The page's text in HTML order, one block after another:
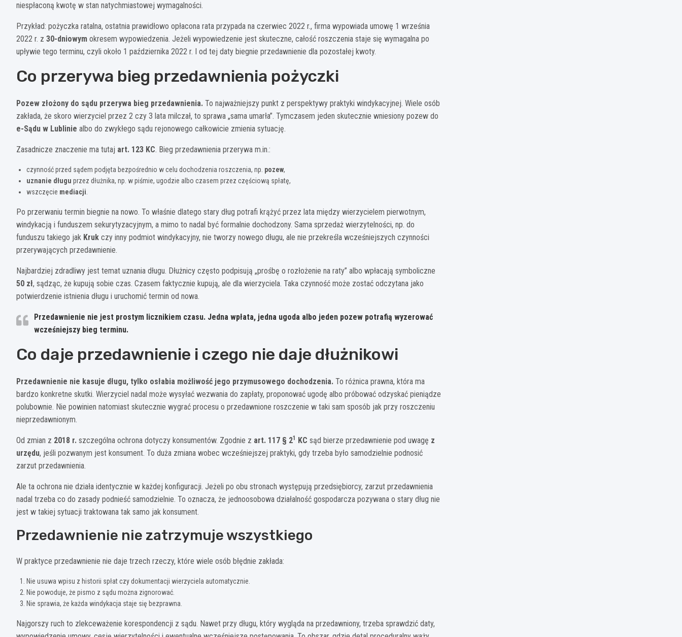
niespłaconą kwotę w stan natychmiastowej wymagalności.
Przykład: pożyczka ratalna, ostatnia prawidłowo opłacona rata przypada na czerwiec 2022 r., firma wypowiada umowę 1 września
2022 r. z 30-dniowym okresem wypowiedzenia. Jeżeli wypowiedzenie jest skuteczne, całość roszczenia staje się wymagalna po
upływie tego terminu, czyli około 1 października 2022 r. I od tej daty biegnie przedawnienie dla pozostałej kwoty.
Co przerywa bieg przedawnienia pożyczki
Pozew złożony do sądu przerywa bieg przedawnienia. To najważniejszy punkt z perspektywy praktyki windykacyjnej. Wiele osób
zakłada, że skoro wierzyciel przez 2 czy 3 lata milczał, to sprawa „sama umarła”. Tymczasem jeden skutecznie wniesiony pozew do
e-Sądu w Lublinie albo do zwykłego sądu rejonowego całkowicie zmienia sytuację.
Zasadnicze znaczenie ma tutaj art. 123 KC. Bieg przedawnienia przerywa m.in.:
czynność przed sądem podjęta bezpośrednio w celu dochodzenia roszczenia, np. pozew,
uznanie długu przez dłużnika, np. w piśmie, ugodzie albo czasem przez częściową spłatę,
wszczęcie mediacji
Po przerwaniu termin biegnie na nowo. To właśnie dlatego stary dług potrafi krążyć przez lata między wierzycielem pierwotnym,
windykacją i funduszem sekurytyzacyjnym, a mimo to nadal być formalnie dochodzony. Sama sprzedaż wierzytelności, np. do
funduszu takiego jak Kruk czy inny podmiot windykacyjny, nie tworzy nowego długu, ale nie przekreśla wcześniejszych czynności
przerywających przedawnienie.
Najbardziej zdradliwy jest temat uznania długu. Dłużnicy często podpisują „prośbę o rozłożenie na raty” albo wpłacają symboliczne
50 zł, sądząc, że kupują sobie czas. Czasem faktycznie kupują, ale dla wierzyciela. Taka czynność może zostać odczytana jako
potwierdzenie istnienia długu i uruchomić termin od nowa.
Przedawnienie nie jest prostym licznikiem czasu. Jedna wpłata, jedna ugoda albo jeden pozew potrafią wyzerować
wcześniejszy bieg terminu.
Co daje przedawnienie i czego nie daje dłużnikowi
Przedawnienie nie kasuje długu, tylko osłabia możliwość jego przymusowego dochodzenia. To różnica prawna, która ma
bardzo konkretne skutki. Wierzyciel nadal może wysyłać wezwania do zapłaty, proponować ugodę albo próbować odzyskać pieniądze
polubownie. Nie powinien natomiast skutecznie wygrać procesu o przedawnione roszczenie w taki sam sposób jak przy roszczeniu
nieprzedawnionym.
Od zmian z 2018 r. szczególna ochrona dotyczy konsumentów. Zgodnie z art. 117 § 21 KC sąd bierze przedawnienie pod uwagę z
urzędu, jeśli pozwanym jest konsument. To duża zmiana wobec wcześniejszej praktyki, gdy trzeba było samodzielnie podnosić
zarzut przedawnienia.
Ale ta ochrona nie działa identycznie w każdej konfiguracji. Jeżeli po obu stronach występują przedsiębiorcy, zarzut przedawnienia
nadal trzeba co do zasady podnieść samodzielnie. To oznacza, że jednoosobowa działalność gospodarcza pozywana o stary dług nie
jest w takiej sytuacji traktowana tak samo jak konsument.
Przedawnienie nie zatrzymuje wszystkiego
W praktyce przedawnienie nie daje trzech rzeczy, które wiele osób błędnie zakłada:
Nie usuwa wpisu z historii spłat czy dokumentacji wierzyciela automatycznie.
Nie powoduje, że pismo z sądu można zignorować.
Nie sprawia, że każda windykacja staje się bezprawna.
Najgorszy ruch to zlekceważenie korespondencji z sądu. Nawet przy długu, który wygląda na przedawniony, trzeba sprawdzić daty,